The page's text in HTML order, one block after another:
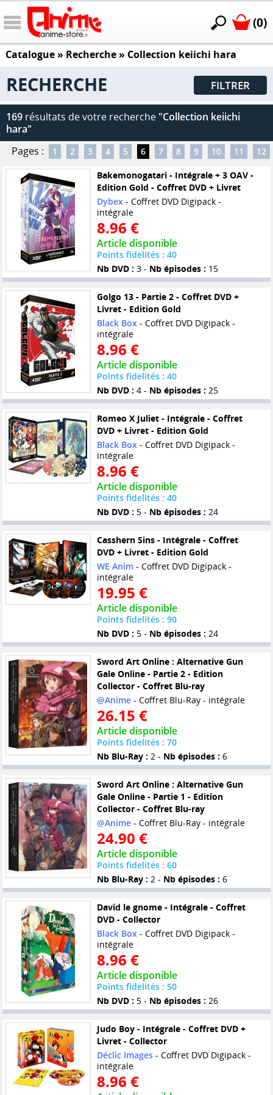
(0)
Catalogue» Recherche » Collection keiichi hara
RECHERCHE FILTRER
169 résultats de votre recherche "Collection keiichi
hara"
Pages :
1 2 3 4 5 6 7 8 9 10 11 12
Bakemonogatari - Intégrale + 3 OAV -
Edition Gold - Coffret DVD + Livret
Dybex- Coffret DVD Digipack -
intégrale
8.96 €
Article disponible
Points fidelités : 40
Nb DVD : 3 - Nb épisodes : 15
Golgo 13 - Partie 2 - Coffret DVD +
Livret - Edition Gold
Black Box- Coffret DVD Digipack -
intégrale
8.96 €
Article disponible
Points fidelités : 40
Nb DVD : 4 - Nb épisodes : 25
Romeo X Juliet - Intégrale - Coffret
DVD + Livret - Edition Gold
Black Box- Coffret DVD Digipack -
intégrale
8.96 €
Article disponible
Points fidelités : 40
Nb DVD : 5 - Nb épisodes : 24
Casshern Sins - Intégrale - Coffret
DVD + Livret - Edition Gold
WE Anim- Coffret DVD Digipack -
intégrale
19.95 €
Article disponible
Points fidelités : 90
Nb DVD : 5 - Nb épisodes : 24
Sword Art Online : Alternative Gun
Gale Online - Partie 2 - Edition
Collector - Coffret Blu-ray
@Anime- Coffret Blu-Ray - intégrale
26.15 €
Article disponible
Points fidelités : 70
Nb Blu-Ray : 2 - Nb épisodes : 6
Sword Art Online : Alternative Gun
Gale Online - Partie 1 - Edition
Collector - Coffret Blu-ray
@Anime- Coffret Blu-Ray - intégrale
24.90 €
Article disponible
Points fidelités : 60
Nb Blu-Ray : 2 - Nb épisodes : 6
David le gnome - Intégrale - Coffret
DVD - Collector
Black Box- Coffret DVD Digipack -
intégrale
8.96 €
Article disponible
Points fidelités : 50
Nb DVD : 5 - Nb épisodes : 26
Judo Boy - Intégrale - Coffret DVD +
Livret - Collector
Déclic Images- Coffret DVD Digipack -
intégrale
8.96 €